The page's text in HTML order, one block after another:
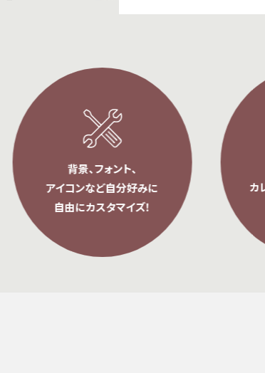
景、フォント、
ンなど自分好みに
カスタマイズ！
家族用、仕事用
カレンダーが切り
共有も簡単